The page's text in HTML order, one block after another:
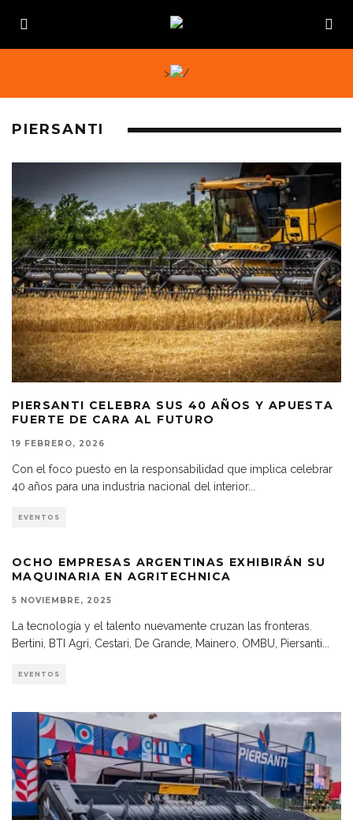
>
PIERSANTI
PIERSANTI CELEBRA SUS 40 AÑOS Y APUESTA
FUERTE DE CARA AL FUTURO
19 FEBRERO, 2026
Con el foco puesto en la responsabilidad que implica celebrar
40 años para una industria nacional del interior...
EVENTOS
OCHO EMPRESAS ARGENTINAS EXHIBIRÁN SU
MAQUINARIA EN AGRITECHNICA
5 NOVIEMBRE, 2025
La tecnología y el talento nuevamente cruzan las fronteras.
Bertini, BTI Agri, Cestari, De Grande, Mainero, OMBU, Piersanti
EVENTOS